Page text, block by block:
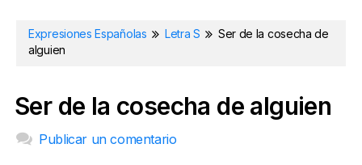
Expresiones Españolas Letra S
Ser de la cosecha de
alguien
Ser de la cosecha de alguien
Publicar un comentario